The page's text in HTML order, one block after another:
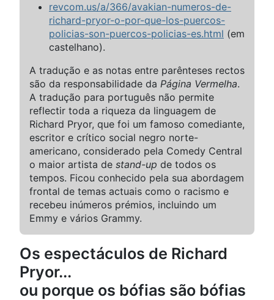
revcom.us/a/366/avakian-numeros-de-
richard-pryor-o-por-que-los-puercos-
policias-son-puercos-policias-es.html (em
castelhano).
A tradução e as notas entre parênteses rectos
são da responsabilidade da Página Vermelha.
A tradução para português não permite
reflectir toda a riqueza da linguagem de
Richard Pryor, que foi um famoso comediante,
escritor e crítico social negro norte-
americano, considerado pela Comedy Central
o maior artista de stand-up de todos os
tempos. Ficou conhecido pela sua abordagem
frontal de temas actuais como o racismo e
recebeu inúmeros prémios, incluindo um
Emmy e vários Grammy.
Os espectáculos de Richard
Pryor...
ou porque os bófias são bófias